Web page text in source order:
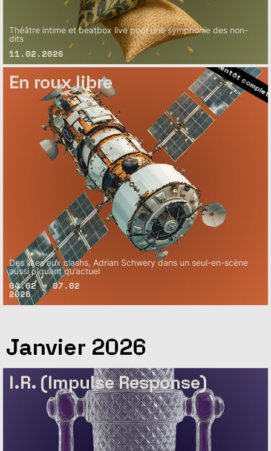
Théâtre intime et beatbox live pour une symphonie des non-
dits
11.02.2026
En roux libre
Des likes aux clashs, Adrian Schwery dans un seul-en-scène
aussi piquant qu’actuel
04.02 → 07.02
2026
– Bientôt complet
– Bientôt complet
– Bientôt
Janvier 2026
I.R. (Impulse Response)